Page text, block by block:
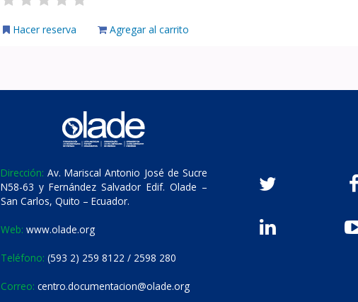
Hacer reserva Agregar al carrito
Dirección: Av. Mariscal Antonio José de Sucre
N58-63 y Fernández Salvador Edif. Olade –
San Carlos, Quito – Ecuador.
Web: www.olade.org
Teléfono: (593 2) 259 8122 / 2598 280
Correo: centro.documentacion@olade.org